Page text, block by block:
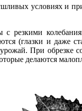
условиях и
с резкими
(глазки и даже
При обрезке
делаются